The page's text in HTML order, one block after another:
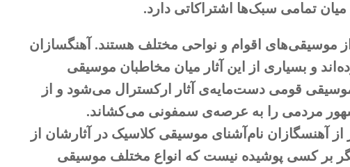
تمامی سبک‌ها اشتراکاتی دارد.
موسیقی‌های اقوام و نواحی مختلف هستند. آهنگسازان
و بسیاری از این آثار میان مخاطبان موسیقی
قومی دست‌مایه‌ی آثار ارکسترال می‌شود و از
مردمی را به عرصه‌ی سمفونی می‌کشاند.
آهنسگازان نام‌آشنای موسیقی کلاسیک در آثارشان از
بر کسی پوشیده نیست که انواع مختلف موسیقی